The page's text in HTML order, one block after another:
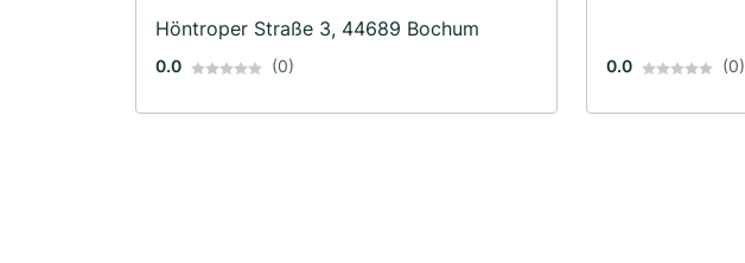
Höntroper Straße 3, 44689 Bochum
0.0 (0) 0.0 (0)